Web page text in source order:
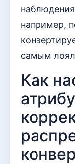
например,
самым
Как